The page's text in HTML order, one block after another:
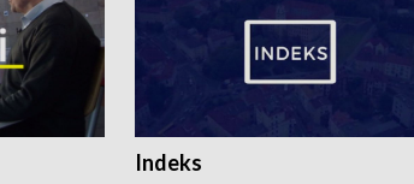
Indeks